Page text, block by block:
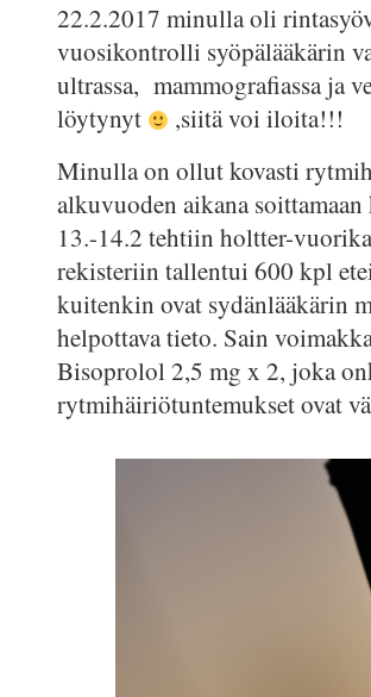
22.2.2017 minulla oli
vuosikontrolli syöpälääkärin
ultrassa, mammografiassa ja
löytynyt
,siitä voi iloita!!!
Minulla on ollut kovasti
alkuvuoden aikana
13.-14.2 tehtiin holtter-
rekisteriin tallentui 600 kpl
kuitenkin ovat sydänlääkärin
helpottava tieto. Sain
Bisoprolol 2,5 mg x 2, joka
rytmihäiriötuntemukset ovat